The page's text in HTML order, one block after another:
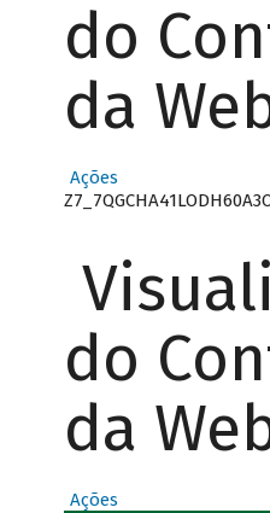
do
da
Ações
do
da
Ações